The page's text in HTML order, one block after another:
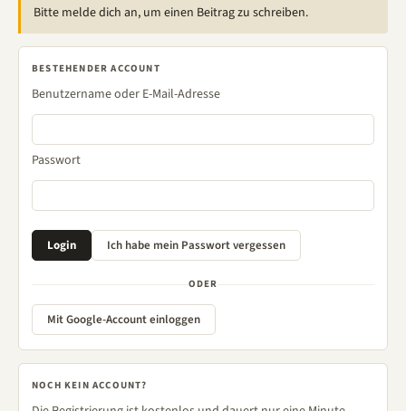
Bitte melde dich an, um einen Beitrag zu schreiben.
BESTEHENDER ACCOUNT
Benutzername oder E-Mail-Adresse
Passwort
ODER
Mit Google-Account einloggen
NOCH KEIN ACCOUNT?